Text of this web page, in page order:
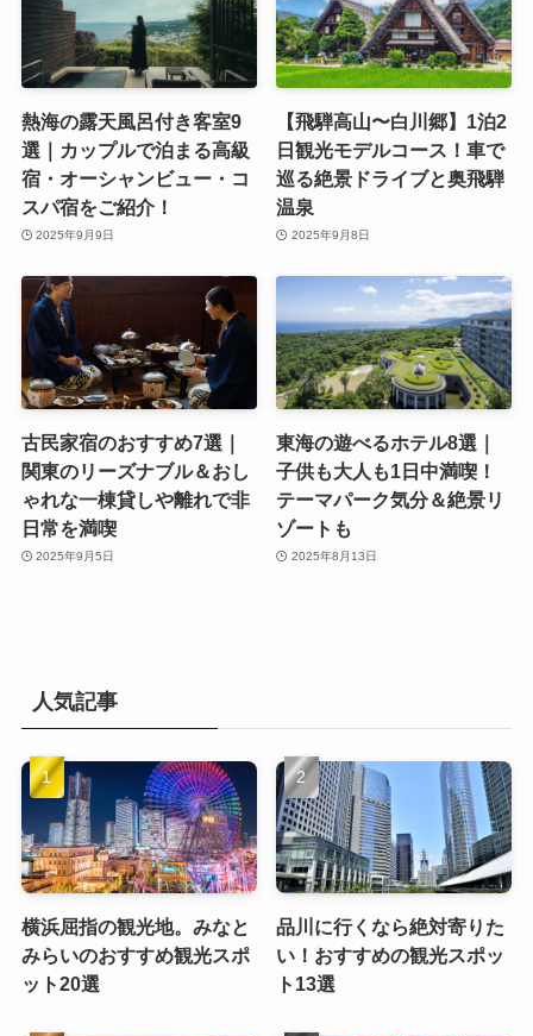
熱海の露天風呂付き客室9
選｜カップルで泊まる高級
宿・オーシャンビュー・コ
スパ宿をご紹介！
2025年9月9日
【飛騨高山〜白川郷】1泊2
日観光モデルコース！車で
巡る絶景ドライブと奥飛騨
温泉
2025年9月8日
古民家宿のおすすめ7選｜
関東のリーズナブル＆おし
ゃれな一棟貸しや離れで非
日常を満喫
2025年9月5日
東海の遊べるホテル8選｜
子供も大人も1日中満喫！
テーマパーク気分＆絶景リ
ゾートも
2025年8月13日
人気記事
横浜屈指の観光地。みなと
みらいのおすすめ観光スポ
ット20選
品川に行くなら絶対寄りた
い！おすすめの観光スポッ
ト13選